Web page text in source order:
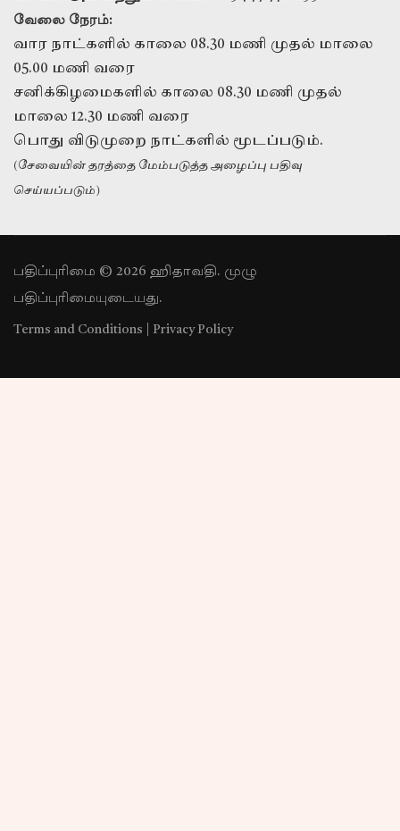
வேலை நேரம்:
வார நாட்களில் காலை 08.30 மணி முதல் மாலை
05.00 மணி வரை
சனிக்கிழமைகளில் காலை 08.30 மணி முதல்
மாலை 12.30 மணி வரை
பொது விடுமுறை நாட்களில் மூடப்படும்.
(சேவையின் தரத்தை மேம்படுத்த அழைப்பு பதிவு
செய்யப்படும்)
பதிப்புரிமை © 2026 ஹிதாவதி. முழு
பதிப்புரிமையுடையது.
Terms and Conditions Privacy Policy